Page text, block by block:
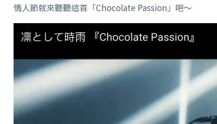
情人節就來聽聽這首「Chocolate Passion」吧～